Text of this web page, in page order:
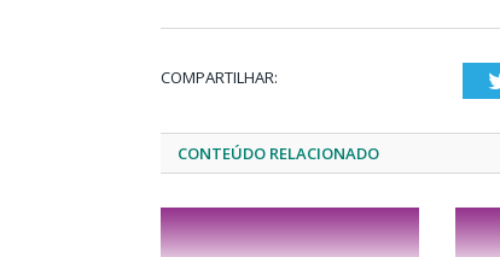
COMPARTILHAR:
CONTEÚDO RELACIONADO